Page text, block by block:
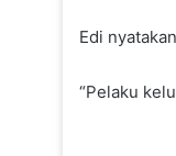
Edi
“Pelaku